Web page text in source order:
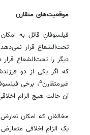
موقعیت‌های متقارن
فیلسوفانِ قائل به امکان
تحت‌الشعاع قرار
دیگر را تحت‌الشعاع
که اگر یکی از دو
غیرمتقارن۵، برخی
آن حالت هیچ الزام
مخالفان که امکان
یک الزام اخلاقی